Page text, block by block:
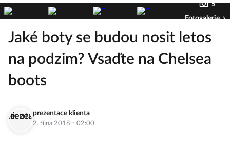
5
Fotogalerie
Jaké boty se budou nosit letos
na podzim? Vsaďte na Chelsea
boots
prezentace klienta
2. října 2018 · 02:00